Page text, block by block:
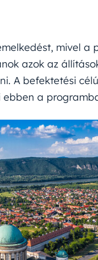
mivel
azok az
A befektetési
ebben a